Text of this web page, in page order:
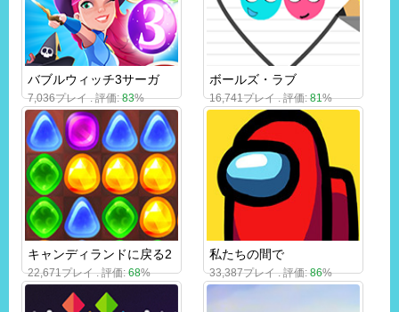
バブルウィッチ3サーガ
7,036プレイ . 評価:83%
ボールズ・ラブ
16,741プレイ . 評価:81%
キャンディランドに戻る2
22,671プレイ . 評価:68%
私たちの間で
33,387プレイ . 評価:86%